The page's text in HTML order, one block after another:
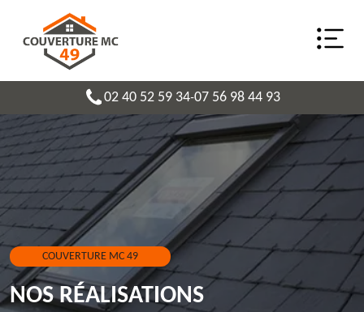
02 40 52 59 34-07 56 98 44 93
COUVERTURE MC 49
NOS RÉALISATIONS